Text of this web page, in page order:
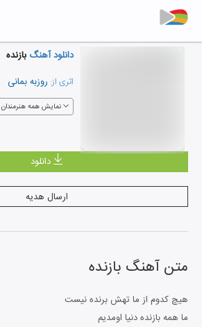
دانلود آهنگ بازنده
اثری از: روزبه بمانی
نمایش همه هنرمندان
دانلود
ارسال هدیه
متن آهنگ بازنده
هیچ کدوم از ما تهش برنده نیست
ما همه بازنده دنیا اومدیم